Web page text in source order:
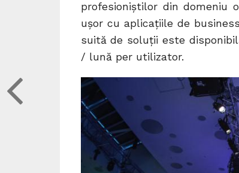
profesioniștilor din domeniu
ușor cu aplicațiile de
suită de soluții este
/ lună per utilizator.